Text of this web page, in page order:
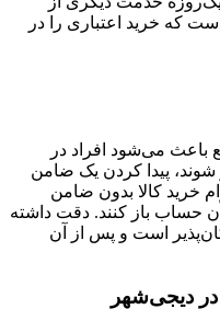
که خرید اعتباری را در
باعث می‌شود افراد در
پیدا کردن یک ضامن
خرید کالا بدون ضامن
حساب باز کنند. دقت داشته
است و پس از آن
در دیجی‌شهر